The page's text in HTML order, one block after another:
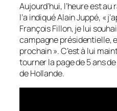
Aujourd’hui, l’heure est
l’a indiqué Alain Juppé, «
François Fillon, je lui
campagne présidentielle,
prochain ». C’est à lui
tourner la page de 5 ans
de Hollande.